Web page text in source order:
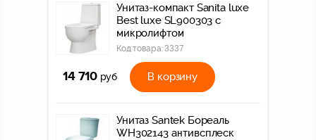
Унитаз-компакт Sanita luxe
Best luxe SL900303 с
микролифтом
Код товара:3337
14 710 руб В корзину
Унитаз Santek Бореаль
WH302143 антивсплеск